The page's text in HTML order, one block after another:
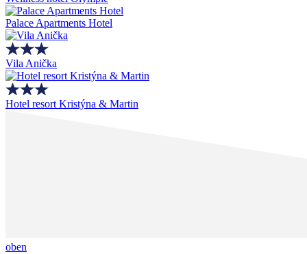
Palace Apartments Hotel
Vila Anička
Hotel resort Kristýna & Martin
oben